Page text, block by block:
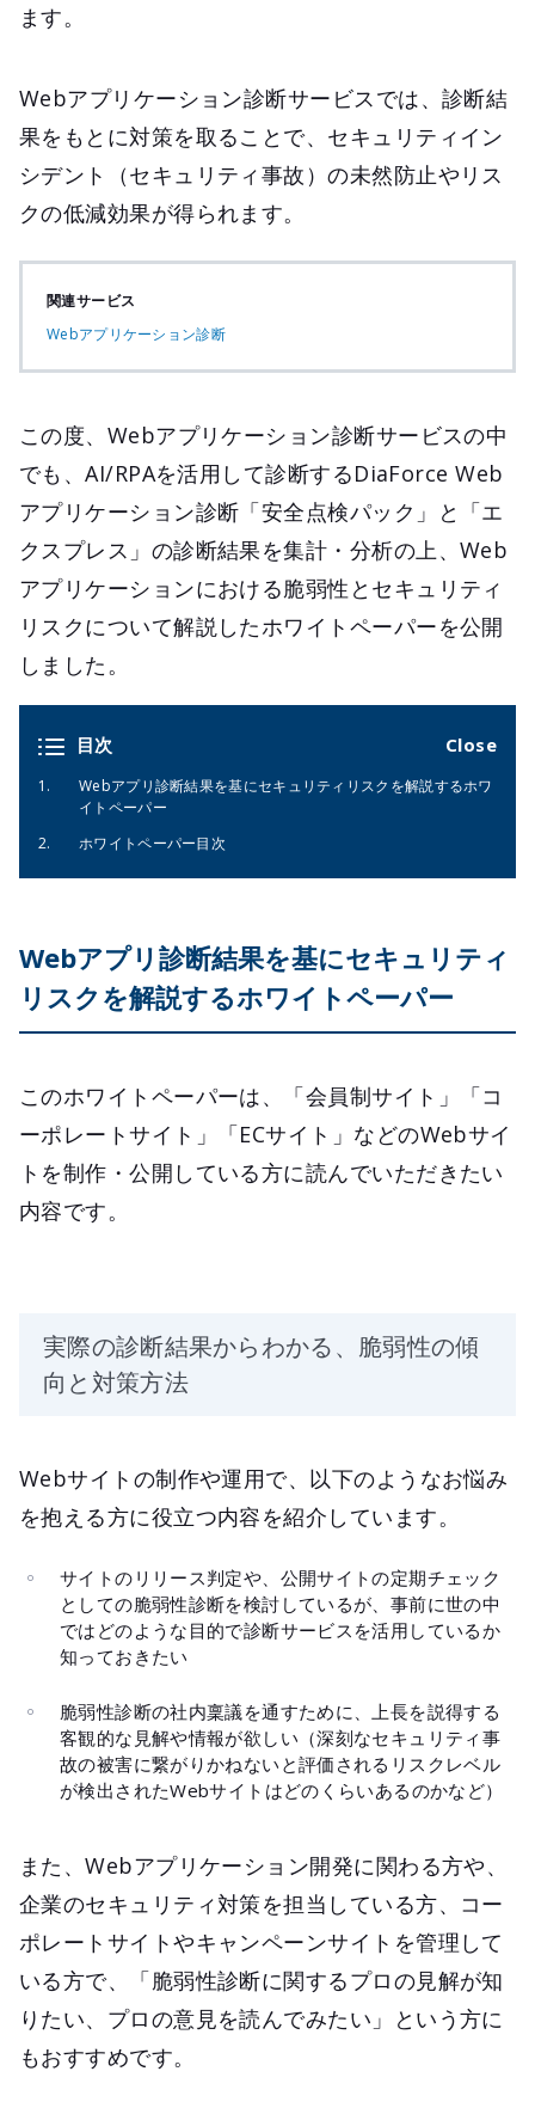
ます。
Webアプリケーション診断サービスでは、診断結
果をもとに対策を取ることで、セキュリティイン
シデント（セキュリティ事故）の未然防止やリス
クの低減効果が得られます。
関連サービス
Webアプリケーション診断
この度、Webアプリケーション診断サービスの中
でも、AI/RPAを活用して診断するDiaForce Web
アプリケーション診断「安全点検パック」と「エ
クスプレス」の診断結果を集計・分析の上、Web
アプリケーションにおける脆弱性とセキュリティ
リスクについて解説したホワイトペーパーを公開
しました。
目次
Webアプリ診断結果を基にセキュリティリスクを解説するホワ
イトペーパー
ホワイトペーパー目次
Webアプリ診断結果を基にセキュリティ
リスクを解説するホワイトペーパー
このホワイトペーパーは、「会員制サイト」「コ
ーポレートサイト」「ECサイト」などのWebサイ
トを制作・公開している方に読んでいただきたい
内容です。
実際の診断結果からわかる、脆弱性の傾
向と対策方法
Webサイトの制作や運用で、以下のようなお悩み
を抱える方に役立つ内容を紹介しています。
サイトのリリース判定や、公開サイトの定期チェック
としての脆弱性診断を検討しているが、事前に世の中
ではどのような目的で診断サービスを活用しているか
知っておきたい
脆弱性診断の社内稟議を通すために、上長を説得する
客観的な見解や情報が欲しい（深刻なセキュリティ事
故の被害に繋がりかねないと評価されるリスクレベル
が検出されたWebサイトはどのくらいあるのかなど）
また、Webアプリケーション開発に関わる方や、
企業のセキュリティ対策を担当している方、コー
ポレートサイトやキャンペーンサイトを管理して
いる方で、「脆弱性診断に関するプロの見解が知
りたい、プロの意見を読んでみたい」という方に
もおすすめです。